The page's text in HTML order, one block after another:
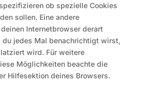
ob spezielle Cookies
sollen. Eine andere
Internetbrowser derart
du jedes Mal benachrichtigt wirst,
wird. Für weitere
Möglichkeiten beachte die
Hilfesektion deines Browsers.